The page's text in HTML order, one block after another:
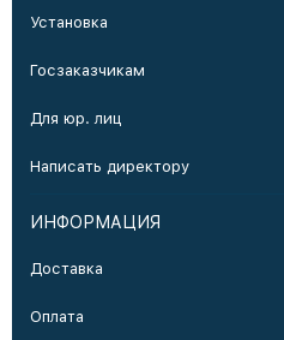
Установка
Госзаказчикам
Для юр. лиц
Написать директору
ИНФОРМАЦИЯ
Доставка
Оплата